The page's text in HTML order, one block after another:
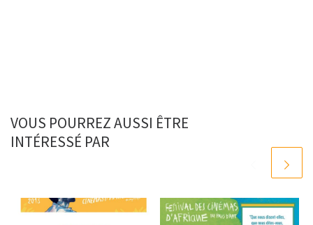
VOUS POURREZ AUSSI ÊTRE
INTÉRESSÉ PAR